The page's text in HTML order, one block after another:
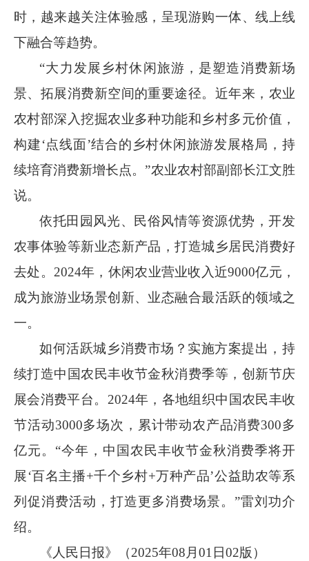
时，越来越关注体验感，呈现游购一体、线上线
下融合等趋势。
“大力发展乡村休闲旅游，是塑造消费新场
景、拓展消费新空间的重要途径。近年来，农业
农村部深入挖掘农业多种功能和乡村多元价值，
构建‘点线面’结合的乡村休闲旅游发展格局，持
续培育消费新增长点。”农业农村部副部长江文胜
说。
依托田园风光、民俗风情等资源优势，开发
农事体验等新业态新产品，打造城乡居民消费好
去处。 2024年，休闲农业营业收入近9000亿元，
成为旅游业场景创新、业态融合最活跃的领域之
一。
如何活跃城乡消费市场？实施方案提出，持
续打造中国农民丰收节金秋消费季等，创新节庆
展会消费平台。 2024年，各地组织中国农民丰收
节活动3000多场次，累计带动农产品消费300多
亿元。“今年，中国农民丰收节金秋消费季将开
展‘百名主播+千个乡村+万种产品’公益助农等系
列促消费活动，打造更多消费场景。”雷刘功介
绍。
《人民日报》（2025年08月01 日02版）